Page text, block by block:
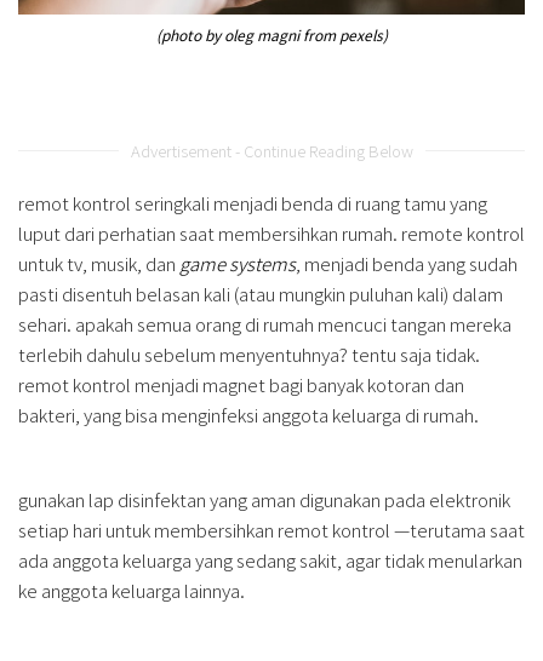
(photo by oleg magni from pexels)
Advertisement - Continue Reading Below
remot kontrol seringkali menjadi benda di ruang tamu yang
luput dari perhatian saat membersihkan rumah. remote kontrol
untuk tv, musik, dan game systems, menjadi benda yang sudah
pasti disentuh belasan kali (atau mungkin puluhan kali) dalam
sehari. apakah semua orang di rumah mencuci tangan mereka
terlebih dahulu sebelum menyentuhnya? tentu saja tidak.
remot kontrol menjadi magnet bagi banyak kotoran dan
bakteri, yang bisa menginfeksi anggota keluarga di rumah.
gunakan lap disinfektan yang aman digunakan pada elektronik
setiap hari untuk membersihkan remot kontrol —terutama saat
ada anggota keluarga yang sedang sakit, agar tidak menularkan
ke anggota keluarga lainnya.